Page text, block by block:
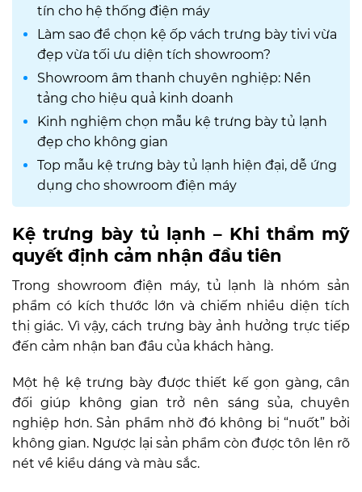
tín cho hệ thống điện máy
Làm sao để chọn kệ ốp vách trưng bày tivi vừa
đẹp vừa tối ưu diện tích showroom?
Showroom âm thanh chuyên nghiệp: Nền
tảng cho hiệu quả kinh doanh
Kinh nghiệm chọn mẫu kệ trưng bày tủ lạnh
đẹp cho không gian
Top mẫu kệ trưng bày tủ lạnh hiện đại, dễ ứng
dụng cho showroom điện máy
Kệ trưng bày tủ lạnh – Khi thẩm mỹ
quyết định cảm nhận đầu tiên
Trong showroom điện máy, tủ lạnh là nhóm sản
phẩm có kích thước lớn và chiếm nhiều diện tích
thị giác. Vì vậy, cách trưng bày ảnh hưởng trực tiếp
đến cảm nhận ban đầu của khách hàng.
Một hệ kệ trưng bày được thiết kế gọn gàng, cân
đối giúp không gian trở nên sáng sủa, chuyên
nghiệp hơn. Sản phẩm nhờ đó không bị “nuốt” bởi
không gian. Ngược lại sản phẩm còn được tôn lên rõ
nét về kiểu dáng và màu sắc.